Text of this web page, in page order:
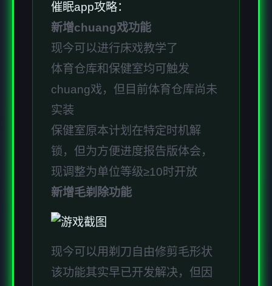
催眠app攻略：
新增chuang戏功能
现今可以进行床戏教学了
体育仓库和保健室均可触发
chuang戏，但目前体育仓库尚未
实装
保健室原本计划在特定时机解
锁，但为方便进度报告版体会，
现调整为单位等级≥10时开放
新增毛剃除功能
现今可以用剃刀自由修剪毛形状
该功能其实早已开发解决，但因